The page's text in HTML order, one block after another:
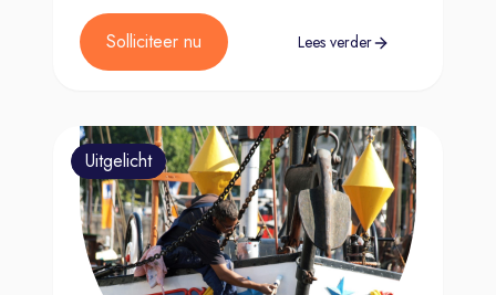
Solliciteer nu Lees verder
Uitgelicht